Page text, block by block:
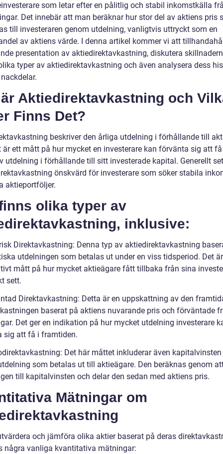
som letar efter en pålitlig och stabil inkomstkälla
Det innebär att man beräknar hur stor del av aktiens pris
till investeraren genom utdelning, vanligtvis uttryckt som en
av aktiens värde. I denna artikel kommer vi att
presentation av aktiedirektavkastning, diskutera
typer av aktiedirektavkastning och även analysera dess
Aktiedirektavkastning och
Finns Det?
beskriver den årliga utdelning i förhållande till
är ett mått på hur mycket en investerare kan förvänta sig att
utdelning i förhållande till sitt investerade kapital. Generellt
önskvärd för investerare som söker stabila
aktieportföljer.
olika typer av
inklusive:
Direktavkastning: Denna typ av aktiedirektavkastning
utdelningen som betalas ut under en viss tidsperiod. Det
mått på hur mycket aktieägare fått tillbaka från sina
sett.
Direktavkastning: Detta är en uppskattning av den
baserat på aktiens nuvarande pris och förväntade
Det ger en indikation på hur mycket utdelning investerare
sig att få i framtiden.
Det här måttet inkluderar även
som betalas ut till aktieägare. Den beräknas genom
till kapitalvinsten och delar den sedan med aktiens pris.
Mätningar om
och jämföra olika aktier baserat på deras
några vanliga kvantitativa mätningar: